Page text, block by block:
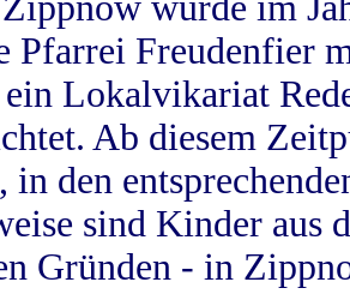
Pfarrei Freudenfier
Lokalvikariat
Ab diesem
in den
sind Kinder aus
Gründen - in